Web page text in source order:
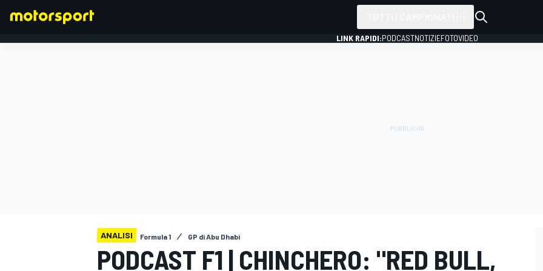
LINK RAPIDI:PODCASTNOTIZIEFOTOVIDEO
ANALISI Formula 1 GP di Abu Dhabi
PODCAST F1 | CHINCHERO: "RED BULL,